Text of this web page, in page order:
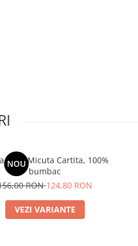
NOU
copii Micuta Cartita, 100%
bumbac
RON124,80 RON
VEZI VARIANTE